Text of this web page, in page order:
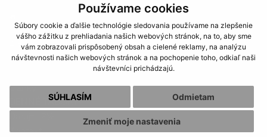
Používame cookies
Súbory cookie a ďalšie technológie sledovania používame na zlepšenie
vášho zážitku z prehliadania našich webových stránok, na to, aby sme
vám zobrazovali prispôsobený obsah a cielené reklamy, na analýzu
návštevnosti našich webových stránok a na pochopenie toho, odkiaľ naši
návštevníci prichádzajú.
SÚHLASÍM Odmietam
Zmeniť moje nastavenia
O klube
A team
Družstvá
Články
DENNÉ TÁBORY
Kontakt
Súbory Cookies
OOU